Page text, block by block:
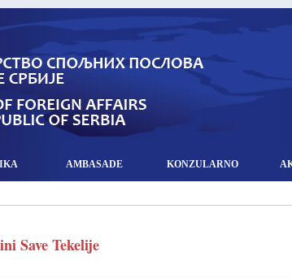
AMBASADE KONZULARNO
Save Tekelije